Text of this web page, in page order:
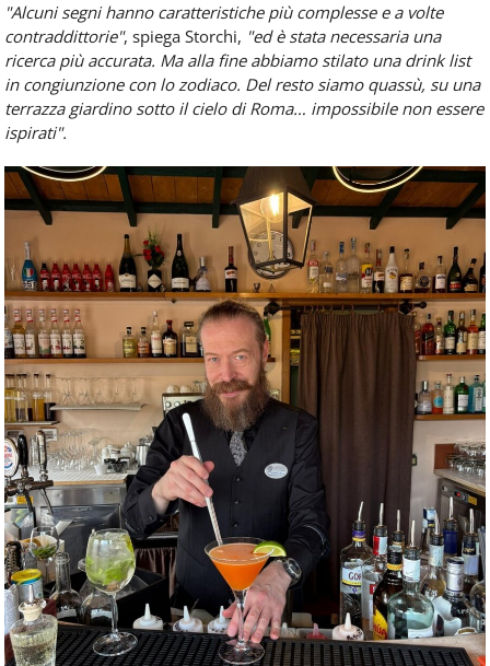
"Alcuni segni hanno caratteristiche più complesse e a volte
contraddittorie", spiega Storchi, "ed è stata necessaria una
ricerca più accurata. Ma alla fine abbiamo stilato una drink list
in congiunzione con lo zodiaco. Del resto siamo quassù, su una
terrazza giardino sotto il cielo di Roma… impossibile non essere
ispirati".